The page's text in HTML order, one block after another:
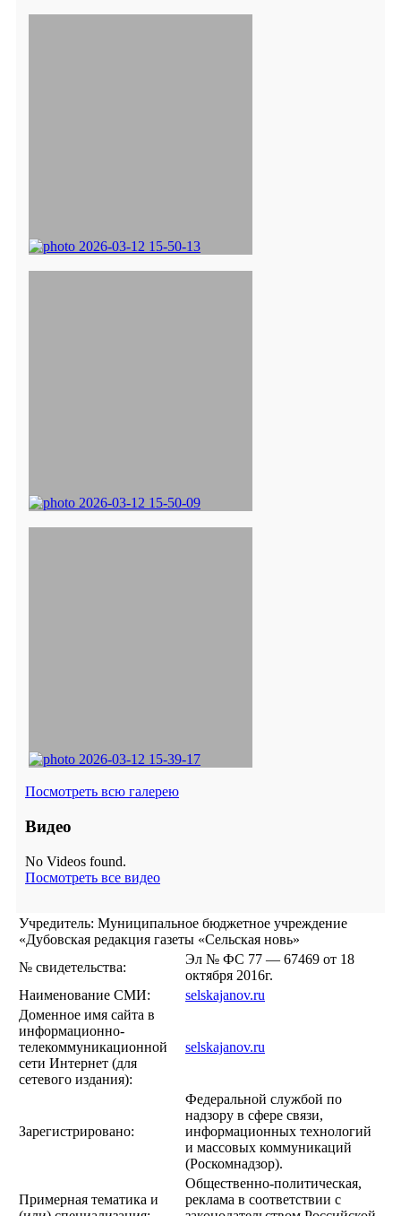
Посмотреть всю галерею
Видео
No Videos found.
Посмотреть все видео
Учредитель: Муниципальное бюджетное учреждение
«Дубовская редакция газеты «Сельская новь»
№ свидетельства:
Эл № ФС 77 — 67469 от 18
октября 2016г.
Наименование СМИ:
selskajanov.ru
Доменное имя сайта в
информационно-
телекоммуникационной
сети Интернет (для
сетевого издания):
selskajanov.ru
Зарегистрировано:
Федеральной службой по
надзору в сфере связи,
информационных технологий
и массовых коммуникаций
(Роскомнадзор).
Примерная тематика и
Общественно-политическая,
реклама в соответствии с